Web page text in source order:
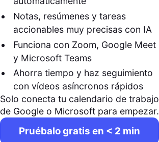
Notas, resúmenes y tareas
accionables muy precisas con IA
Funciona con Zoom, Google Meet
y Microsoft Teams
Ahorra tiempo y haz seguimiento
con vídeos asíncronos rápidos
Solo conecta tu calendario de trabajo
de Google o Microsoft para empezar.
Pruébalo gratis en < 2 min